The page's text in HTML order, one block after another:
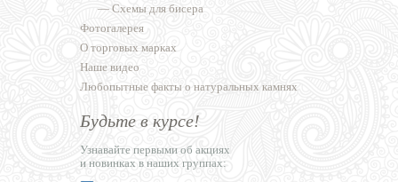
— Схемы для бисера
Фотогалерея
О торговых марках
Наше видео
Любопытные факты о натуральных камнях
Будьте в курсе!
Узнавайте первыми об акциях
и новинках в наших группах: